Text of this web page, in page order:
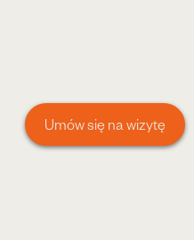
Umów się na wizytę